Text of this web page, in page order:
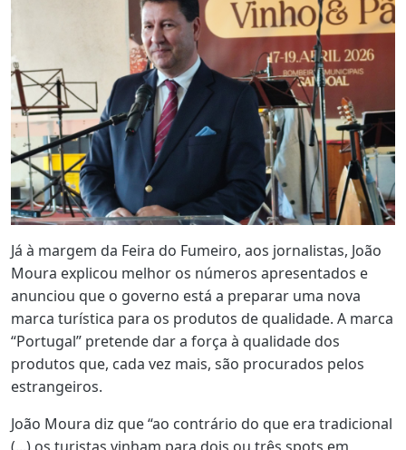
Já à margem da Feira do Fumeiro, aos jornalistas, João
Moura explicou melhor os números apresentados e
anunciou que o governo está a preparar uma nova
marca turística para os produtos de qualidade. A marca
“Portugal” pretende dar a força à qualidade dos
produtos que, cada vez mais, são procurados pelos
estrangeiros.
João Moura diz que “ao contrário do que era tradicional